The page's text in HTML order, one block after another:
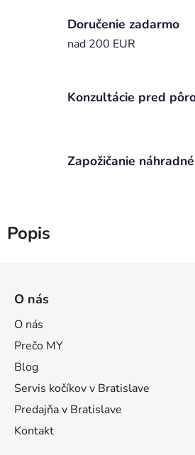
Doručenie zadarmo
nad 200 EUR
Konzultácie pred
Zapožičanie
Popis
O nás
O nás
Prečo MY
Blog
Servis kočíkov v Bratislave
Predajňa v Bratislave
Kontakt